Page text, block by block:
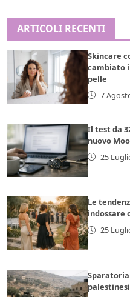
ARTICOLI RECENTI
Skincare
cambiato
pelle
7
Il test da
nuovo
25
Le
indossare
25